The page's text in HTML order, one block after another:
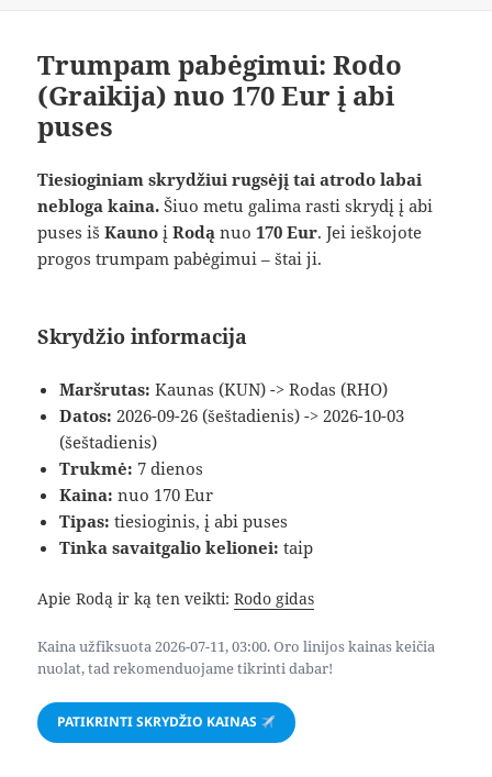
Trumpam pabėgimui: Rodo
(Graikija) nuo 170 Eur į abi
puses
Tiesioginiam skrydžiui rugsėjį tai atrodo labai
nebloga kaina. Šiuo metu galima rasti skrydį į abi
puses išKauno įRodą nuo170 Eur. Jei ieškojote
progos trumpam pabėgimui – štai ji.
Skrydžio informacija
Maršrutas: Kaunas (KUN) -> Rodas (RHO)
Datos: 2026-09-26 (šeštadienis) -> 2026-10-03
(šeštadienis)
Trukmė: 7 dienos
Kaina: nuo 170 Eur
Tipas: tiesioginis, į abi puses
Tinka savaitgalio kelionei: taip
Apie Rodą ir ką ten veikti:Rodo gidas
Kaina užfiksuota 2026-07-11, 03:00. Oro linijos kainas keičia
nuolat, tad rekomenduojame tikrinti dabar!
PATIKRINTI SKRYDŽIO KAINAS